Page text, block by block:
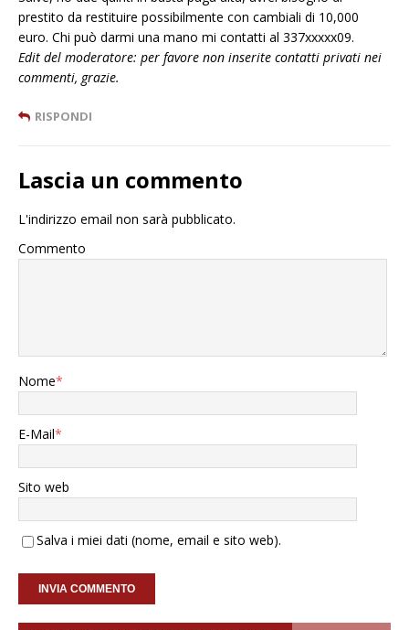
prestito da restituire possibilmente con cambiali di 10,000
euro. Chi può darmi una mano mi contatti al 337xxxxx09.
Edit del moderatore: per favore non inserite contatti privati nei
commenti, grazie.
RISPONDI
Lascia un commento
L'indirizzo email non sarà pubblicato.
Commento
Nome*
E-Mail*
Sito web
Salva i miei dati (nome, email e sito web).